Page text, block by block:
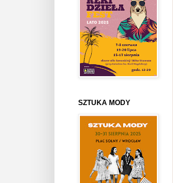
SZTUKA MODY